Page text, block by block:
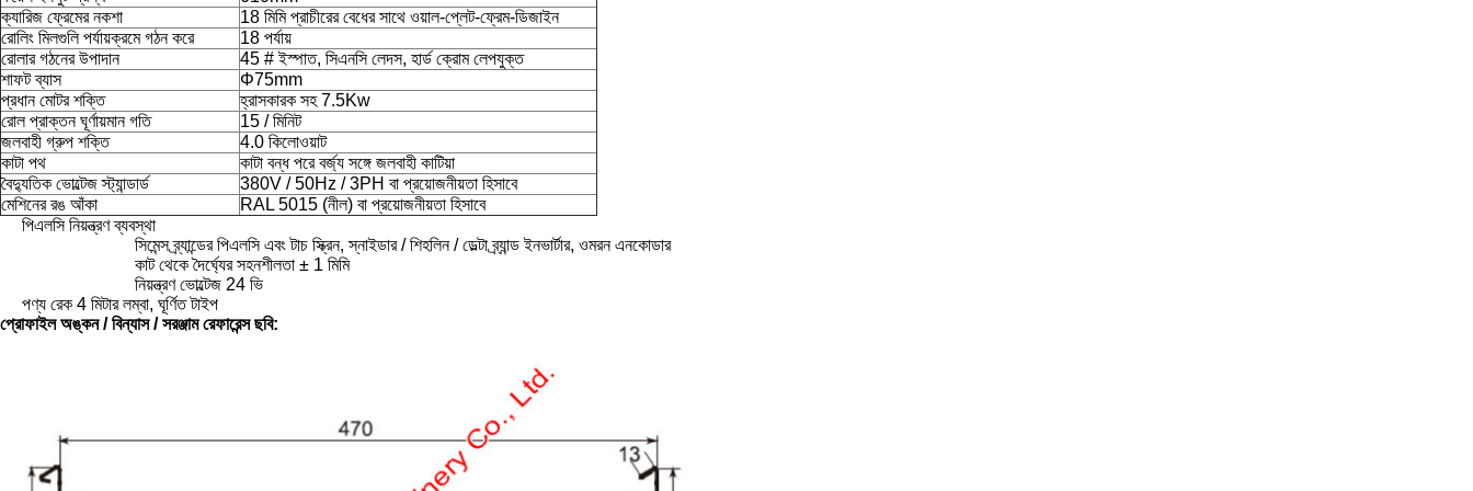
ক্যারিজ ফ্রেমের নকশা
18 মিমি প্রাচীরের বেধের সাথে ওয়াল-প্লেট-ফ্রেম-ডিজাইন
রোলিং মিলগুলি পর্যায়ক্রমে গঠন করে
18 পর্যায়
রোলার গঠনের উপাদান
45 # ইস্পাত, সিএনসি লেদস, হার্ড ক্রোম লেপযুক্ত
শাফট ব্যাস
Φ75mm
প্রধান মোটর শক্তি
হ্রাসকারক সহ 7.5Kw
রোল প্রাক্তন ঘূর্ণায়মান গতি
15 / মিনিট
জলবাহী গ্রুপ শক্তি
4.0 কিলোওয়াট
কাটা পথ
কাটা বন্ধ পরে বর্জ্য সঙ্গে জলবাহী কাটিয়া
বৈদ্যুতিক ভোল্টেজ স্ট্যান্ডার্ড
380V / 50Hz / 3PH বা প্রয়োজনীয়তা হিসাবে
মেশিনের রঙ আঁকা
RAL 5015 (নীল) বা প্রয়োজনীয়তা হিসাবে
পিএলসি নিয়ন্ত্রণ ব্যবস্থা
সিমেন্স ব্র্যান্ডের পিএলসি এবং টাচ স্ক্রিন, স্নাইডার / শিহলিন / ডেল্টা ব্র্যান্ড ইনভার্টার, ওমরন এনকোডার
কাট থেকে দৈর্ঘ্যের সহনশীলতা ± 1 মিমি
নিয়ন্ত্রণ ভোল্টেজ 24 ভি
পণ্য রেক 4 মিটার লম্বা, ঘূর্ণিত টাইপ
প্রোফাইল অঙ্কন / বিন্যাস / সরঞ্জাম রেফারেন্স ছবি: